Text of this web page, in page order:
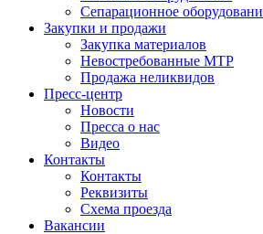
Сепарационное
Закупки и продажи
Закупка материалов
Невостребованные МТР
Продажа неликвидов
Пресс-центр
Новости
Пресса о нас
Видео
Контакты
Контакты
Реквизиты
Схема проезда
Вакансии